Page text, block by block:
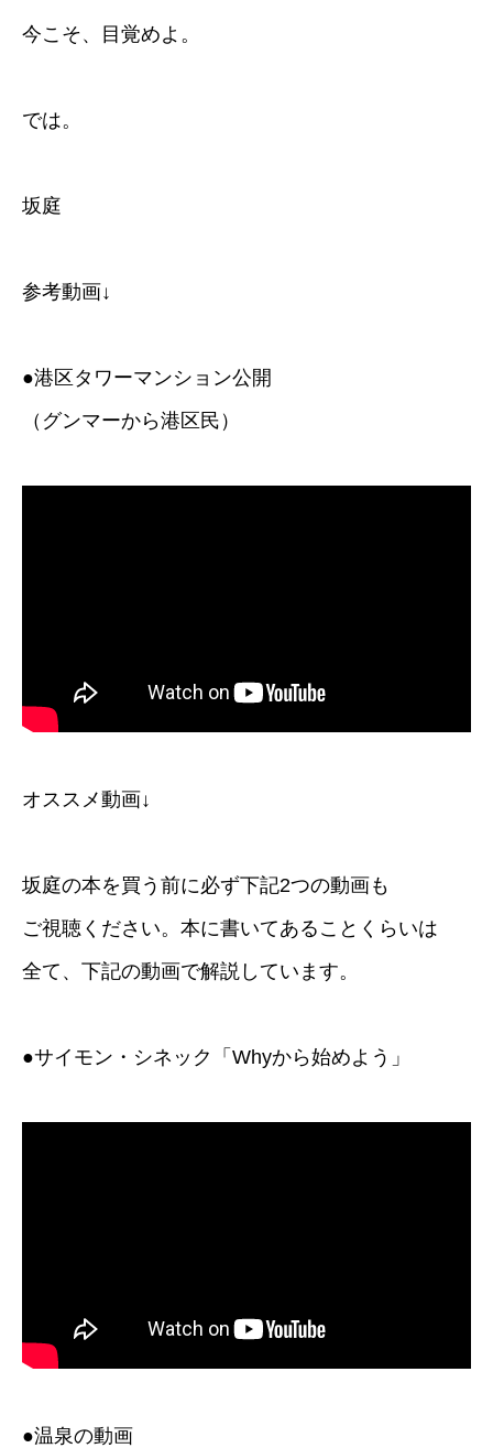
今こそ、目覚めよ。
では。
坂庭
参考動画↓
●港区タワーマンション公開
（グンマーから港区民）
オススメ動画↓
坂庭の本を買う前に必ず下記2つの動画も
ご視聴ください。本に書いてあることくらいは
全て、下記の動画で解説しています。
●サイモン・シネック「Whyから始めよう」
●温泉の動画